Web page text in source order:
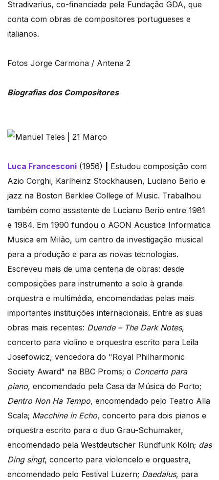
Stradivarius, co-financiada pela Fundação GDA, que
conta com obras de compositores portugueses e
italianos.
Fotos Jorge Carmona / Antena 2
Biografias dos Compositores
Luca Francesconi (1956)
Estudou composição com
Azio Corghi, Karlheinz Stockhausen, Luciano Berio e
jazz na Boston Berklee College of Music. Trabalhou
também como assistente de Luciano Berio entre 1981
e 1984. Em 1990 fundou o AGON Acustica Informatica
Musica em Milão, um centro de investigação musical
para a produção e para as novas tecnologias.
Escreveu mais de uma centena de obras: desde
composições para instrumento a solo à grande
orquestra e multimédia, encomendadas pelas mais
importantes instituições internacionais. Entre as suas
obras mais recentes: Duende – The Dark Notes,
concerto para violino e orquestra escrito para Leila
Josefowicz, vencedora do "Royal Philharmonic
Society Award" na BBC Proms; o Concerto para
piano, encomendado pela Casa da Música do Porto;
Dentro Non Ha Tempo, encomendado pelo Teatro Alla
Scala; Macchine in Echo, concerto para dois pianos e
orquestra escrito para o duo Grau-Schumaker,
encomendado pela Westdeutscher Rundfunk Köln; das
Ding singt, concerto para violoncelo e orquestra,
encomendado pelo Festival Luzern; Daedalus, para